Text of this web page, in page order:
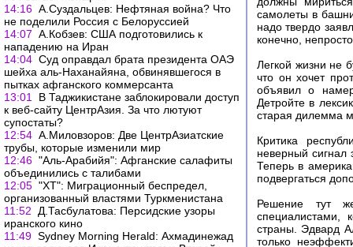
14:16 А.Суздальцев: Нефтяная война? Что
не поделили Россия с Белоруссией
14:07 А.Кобзев: США подготовились к
нападению на Иран
14:04 Суд оправдал брата президента ОАЭ
шейха аль-Наханайяна, обвинявшегося в
пытках афганского коммерсанта
13:01
В Таджикистане заблокировали доступ
к веб-сайту ЦентрАзия. За что лютуют
супостаты?
12:54 А.Миловзоров: Две ЦентрАзиатские
трубы, которые изменили мир
12:46 "Аль-Арабийя": Афганские салафиты
объединились с талибами
12:05 "ХТ": Миграционный беспредел,
организованный властями Туркменистана
11:52
Д.Тасбулатова: Персидские узоры
иранского кино
11:49 Sydney Morning Herald: Ахмадинежад
самолеты в
надо твердо
конечно,
Легкой жизни не
что он хочет
объявил о
Детройте в
старая дилемма
Критика
неверный сигнал
Теперь в
подвергаться
Решение тут
специалистами,
страны. Эдвард
только